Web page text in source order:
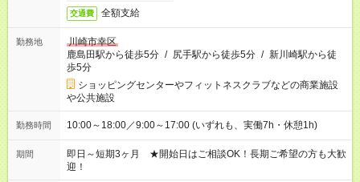
交通費 全額支給
勤務地
川崎市幸区
鹿島田駅から徒歩5分 / 尻手駅から徒歩5分 / 新川崎駅から徒
歩5分
ショッピングセンターやフィットネスクラブなどの商業施設
や公共施設
勤務時間 10:00～18:00／9:00～17:00 (いずれも、実働7h・休憩1h)
期間
即日～短期3ヶ月 ★開始日はご相談OK！長期ご希望の方も大歓
迎！